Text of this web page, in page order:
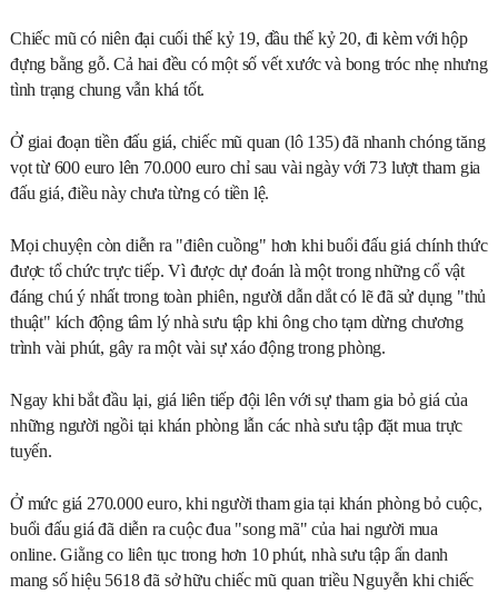
Chiếc mũ có niên đại cuối thế kỷ 19, đầu thế kỷ 20, đi kèm với hộp
đựng bằng gỗ. Cả hai đều có một số vết xước và bong tróc nhẹ nhưng
tình trạng chung vẫn khá tốt.
Ở giai đoạn tiền đấu giá, chiếc mũ quan (lô 135) đã nhanh chóng tăng
vọt từ 600 euro lên 70.000 euro chỉ sau vài ngày với 73 lượt tham gia
đấu giá, điều này chưa từng có tiền lệ.
Mọi chuyện còn diễn ra "điên cuồng" hơn khi buổi đấu giá chính thức
được tổ chức trực tiếp. Vì được dự đoán là một trong những cổ vật
đáng chú ý nhất trong toàn phiên, người dẫn dắt có lẽ đã sử dụng "thủ
thuật" kích động tâm lý nhà sưu tập khi ông cho tạm dừng chương
trình vài phút, gây ra một vài sự xáo động trong phòng.
Ngay khi bắt đầu lại, giá liên tiếp đội lên với sự tham gia bỏ giá của
những người ngồi tại khán phòng lẫn các nhà sưu tập đặt mua trực
tuyến.
Ở mức giá 270.000 euro, khi người tham gia tại khán phòng bỏ cuộc,
buổi đấu giá đã diễn ra cuộc đua "song mã" của hai người mua
online. Giằng co liên tục trong hơn 10 phút, nhà sưu tập ẩn danh
mang số hiệu 5618 đã sở hữu chiếc mũ quan triều Nguyễn khi chiếc